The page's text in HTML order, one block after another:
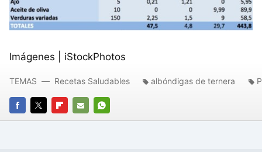
Imágenes | iStockPhotos
FACEBOOK
TWITTERFLIPBOARD
E-
WHATSAPP
TEMAS Recetas Saludables albóndigas de ternera